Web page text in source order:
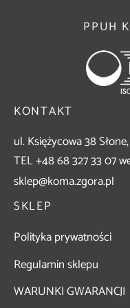
PPUH
KONTAKT
ul. Księżycowa 38
TEL +48 68 327 33 07
sklep@koma.zgora.pl
SKLEP
Polityka prywatności
Regulamin sklepu
WARUNKI GWARANCJI